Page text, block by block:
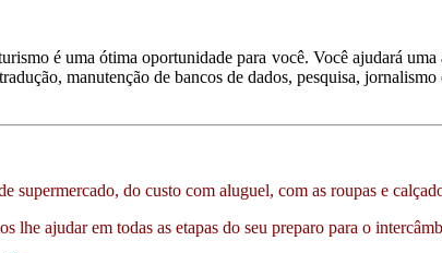
é uma ótima oportunidade para você. Você ajudará
manutenção de bancos de dados, pesquisa,
do custo com aluguel, com as roupas e
lhe ajudar em todas as etapas do seu preparo para o